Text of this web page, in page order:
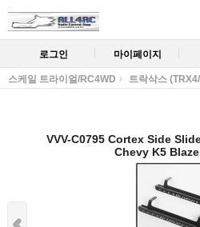
로그인 마이페이지
스케일 트라이얼/RC4WD 트락삭스
VVV-C0795 Cortex Side
Chevy K5